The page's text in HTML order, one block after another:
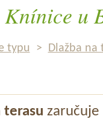
u
typu >
Dlažba na
terasu zaručuje